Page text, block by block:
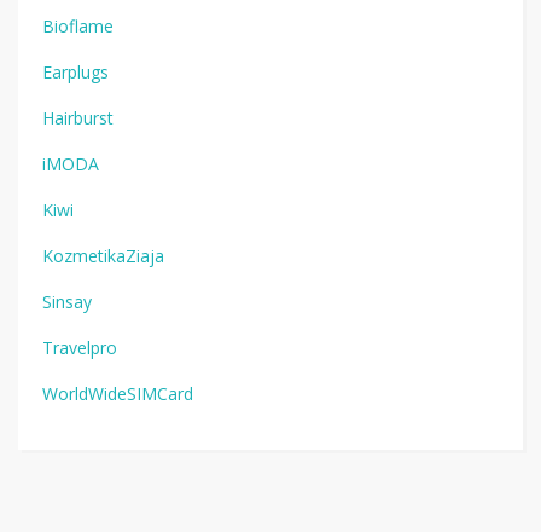
Bioflame
Earplugs
Hairburst
iMODA
Kiwi
KozmetikaZiaja
Sinsay
Travelpro
WorldWideSIMCard